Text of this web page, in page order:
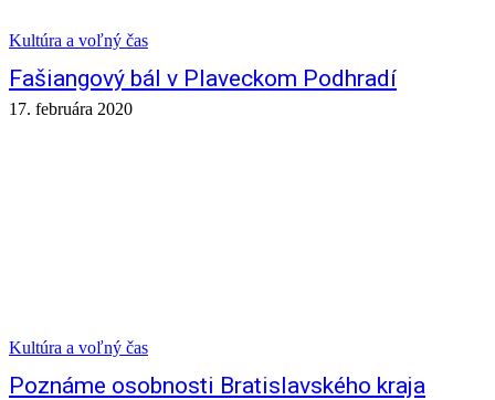
Kultúra a voľný čas
Fašiangový bál v Plaveckom Podhradí
17. februára 2020
Kultúra a voľný čas
Poznáme osobnosti Bratislavského kraja